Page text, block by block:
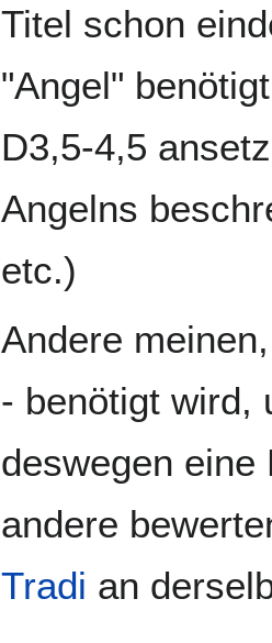
Titel schon
"Angel"
D3,5-4,5
Angelns
etc.)
Andere
- benötigt wird,
deswegen eine
andere
Tradi an